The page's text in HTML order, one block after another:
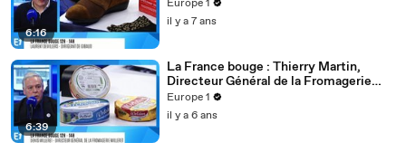
6:16
Europe 1
il y a 7 ans
6:39
La France bouge : Thierry Martin,
Directeur Général de la Fromagerie
Milleret
Europe 1
il y a 6 ans